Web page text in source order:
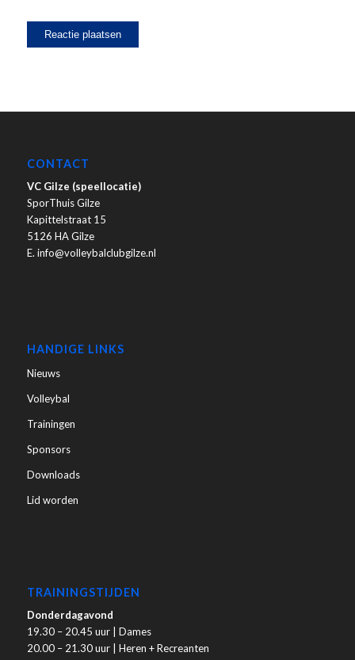
CONTACT
VC Gilze (speellocatie)
SporThuis Gilze
Kapittelstraat 15
5126 HA Gilze
E. info@volleybalclubgilze.nl
HANDIGE LINKS
Nieuws
Volleybal
Trainingen
Sponsors
Downloads
Lid worden
TRAININGSTIJDEN
Donderdagavond
19.30 – 20.45 uur | Dames
20.00 – 21.30 uur | Heren + Recreanten